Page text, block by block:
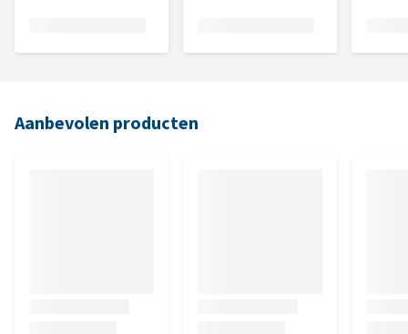
Aanbevolen producten